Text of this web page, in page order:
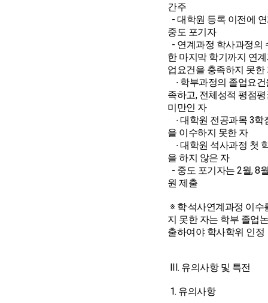
간주
- 대학원 등록 이전에
중도 포기자
- 연계과정 학사과정의
한 마지막 학기까지 연
업요건을 충족하지 못한
∙ 학부과정의 졸업요
족하고, 전체성적 평점평
미만인 자
∙ 대학원 전공과목 3학
을 이수하지 못한 자
∙ 대학원 석사과정 첫
을 하지 않은 자
- 중도 포기자는 2월, 8
원 제출
※ 학·석사연계과정 이수
지 못한 자는 학부 졸업
출하여야 학사학위 인정
III. 유의사항 및 특전
1. 유의사항